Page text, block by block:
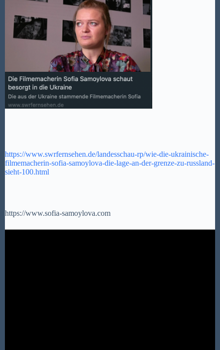
https://www.swrfernsehen.de/landesschau-rp/wie-die-ukrainische-
filmemacherin-sofia-samoylova-die-lage-an-der-grenze-zu-russland-
sieht-100.html
https://www.sofia-samoylova.com